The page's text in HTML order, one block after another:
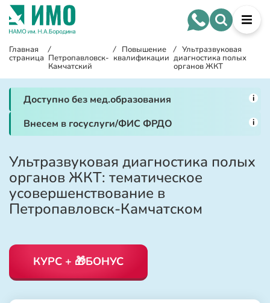
Главная
страница
/
Петропавловск-
Камчатский
/ Повышение
квалификации
/ Ультразвуковая
диагностика полых
органов ЖКТ
Доступно без мед.образования i
Внесем в госуслуги/ФИС ФРДО i
Ультразвуковая диагностика полых
органов ЖКТ: тематическое
усовершенствование в
Петропавловск-Камчатском
КУРС + 🎁БОНУС